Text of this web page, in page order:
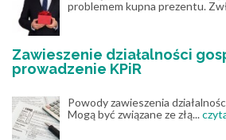
problemem kupna prezentu.
Zawieszenie działalności
prowadzenie KPiR
Powody zawieszenia
Mogą być związane ze złą...